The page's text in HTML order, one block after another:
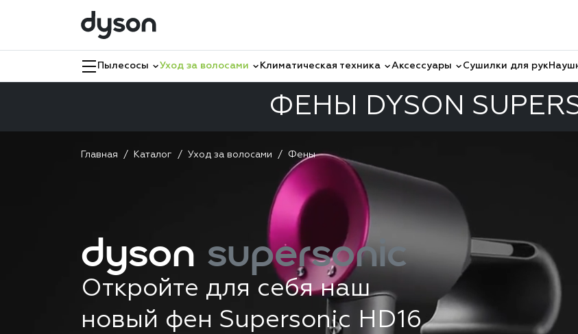
Пылесосы Уход за волосами Климатическая техника Аксессуары Сушилки для рук
ФЕНЫ DYSON
Главная Каталог Уход за волосами Фены
dyson supersonic
Откройте для себя наш
новый фен Supersonic HD16